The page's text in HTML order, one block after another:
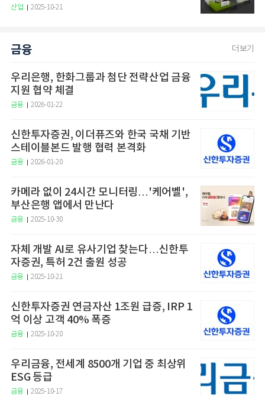
산업 2025-10-21
금융 더보기
우리은행, 한화그룹과 첨단 전략산업 금융
지원 협약 체결
금융 2026-01-22
신한투자증권, 이더퓨즈와 한국 국채 기반
스테이블본드 발행 협력 본격화
금융 2026-01-20
카메라 없이 24시간 모니터링…'케어벨',
부산은행 앱에서 만난다
금융 2025-10-30
자체 개발 AI로 유사기업 찾는다…신한투
자증권, 특허 2건 출원 성공
금융 2025-10-21
신한투자증권 연금자산 1조원 급증, IRP 1
억 이상 고객 40% 폭증
금융 2025-10-20
우리금융, 전세계 8500개 기업 중 최상위
ESG 등급
금융 2025-10-17